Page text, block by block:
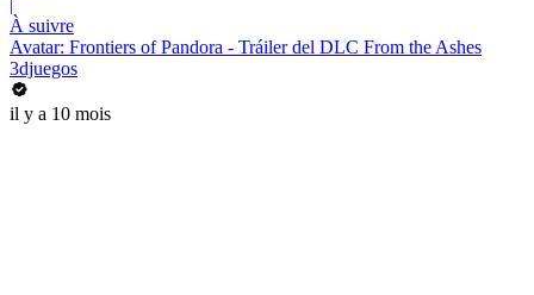
|
À suivre
Avatar: Frontiers of Pandora - Tráiler del DLC From the Ashes
3djuegos
il y a 10 mois